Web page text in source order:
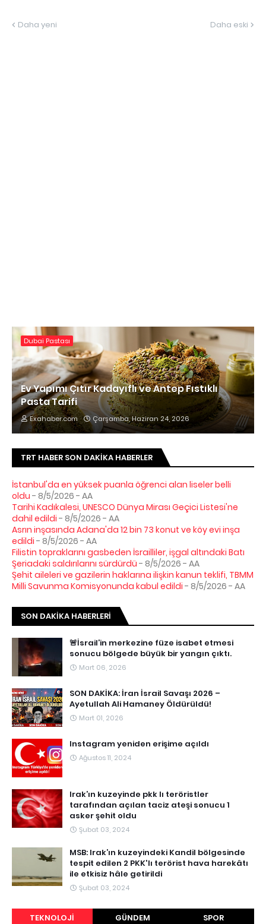
Daha yeni Daha eski
Dubai Pastası
Ev Yapımı Çıtır Kadayıflı ve Antep Fıstıklı
Pasta Tarifi
Exahaber.com Çarşamba, Haziran 24, 2026
TRT HABER SON DAKIKA HABERLER
İstanbul'da en yüksek puanla öğrenci alan liseler belli
oldu - 8/5/2026 - AA
Tarihi Kadıkalesi, UNESCO Dünya Mirası Geçici Listesi'ne
dahil edildi - 8/5/2026 - AA
Asrın inşasında Adana'da 12 bin 73 konut ve köy evi inşa
edildi - 8/5/2026 - AA
Filistin topraklarını gasbeden İsrailliler, işgal altındaki Batı
Şeriadaki saldırılarını sürdürdü - 8/5/2026 - AA
Şehit aileleri ve gazilerin haklarına ilişkin kanun teklifi, TBMM
Milli Savunma Komisyonunda kabul edildi - 8/5/2026 - AA
SON DAKIKA HABERLERI
🚨İsrail’in merkezine füze isabet etmesi
sonucu bölgede büyük bir yangın çıktı.
Mart 06, 2026
SON DAKİKA: İran İsrail Savaşı 2026 –
Ayetullah Ali Hamaney Öldürüldü!
Mart 01, 2026
Instagram yeniden erişime açıldı
Ağustos 11, 2024
Irak’ın kuzeyinde pkk lı teröristler
tarafından açılan taciz ateşi sonucu 1
asker şehit oldu
Şubat 03, 2024
MSB: Irak’ın kuzeyindeki Kandil bölgesinde
tespit edilen 2 PKK'lı terörist hava harekâtı
ile etkisiz hâle getirildi
Şubat 03, 2024
TEKNOLOJI GÜNDEM SPOR